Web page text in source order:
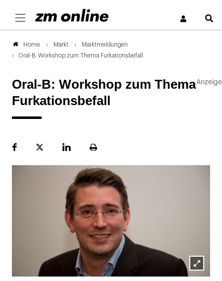
Home Markt
Marktmeldungen
Oral-B: Workshop zum Thema Furkationsbefall
Oral-B: Workshop zum Thema
Furkationsbefall
FacebookPlattformLinekdInSeite
Lightbox